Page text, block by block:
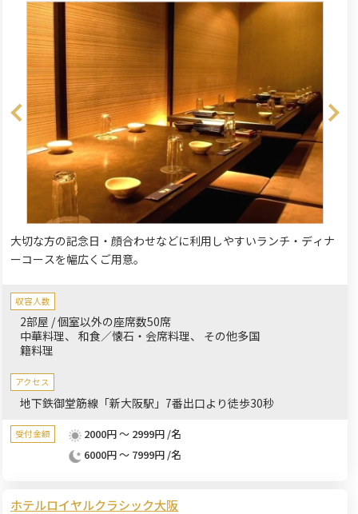
大切な方の記念日・顔合わせなどに利用しやすいランチ・ディナ
ーコースを幅広くご用意。
収容人数
2部屋 / 個室以外の座席数50席
中華料理
和食／懐石・会席料理
その他多国
籍料理
アクセス
地下鉄御堂筋線「新大阪駅」7番出口より徒歩30秒
受付金額
2000円 ～ 2999円 /名
6000円 ～ 7999円 /名
ホテルロイヤルクラシック大阪